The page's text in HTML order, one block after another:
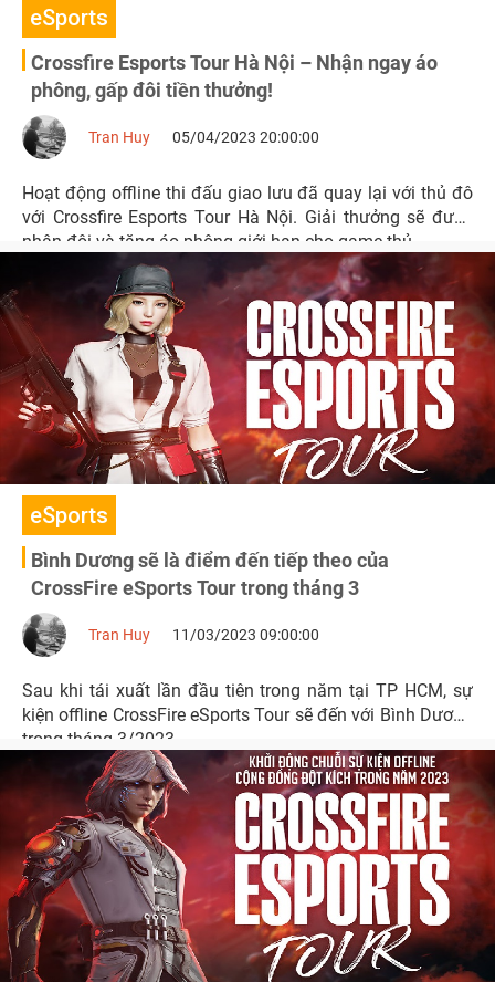
eSports
Crossfire Esports Tour Hà Nội – Nhận ngay áo
phông, gấp đôi tiền thưởng!
Tran Huy 05/04/2023 20:00:00
Hoạt động offline thi đấu giao lưu đã quay lại với thủ đô
với Crossfire Esports Tour Hà Nội. Giải thưởng sẽ được
nhân đôi và tặng áo phông giới hạn cho game thủ.
eSports
Bình Dương sẽ là điểm đến tiếp theo của
CrossFire eSports Tour trong tháng 3
Tran Huy 11/03/2023 09:00:00
Sau khi tái xuất lần đầu tiên trong năm tại TP HCM, sự
kiện offline CrossFire eSports Tour sẽ đến với Bình Dương
trong tháng 3/2023.